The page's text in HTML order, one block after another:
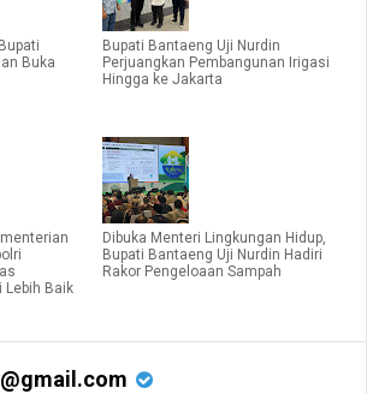
Buka
Bupati Bantaeng Uji Nurdin
Perjuangkan Pembangunan Irigasi
Hingga ke Jakarta
Lebih Baik
Dibuka Menteri Lingkungan Hidup,
Bupati Bantaeng Uji Nurdin Hadiri
Rakor Pengeloaan Sampah